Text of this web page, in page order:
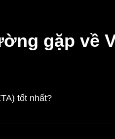
gặp về
tốt nhất?